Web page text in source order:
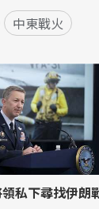
中東戰火
私下尋找伊朗